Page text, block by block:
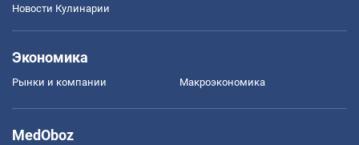
Новости Кулинарии
Экономика
Рынки и компании Mакроэкономика
MedOboz